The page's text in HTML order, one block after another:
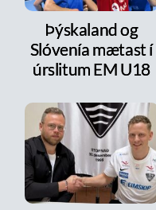
Þýskaland og
Slóvenía mætast í
úrslitum EM U18